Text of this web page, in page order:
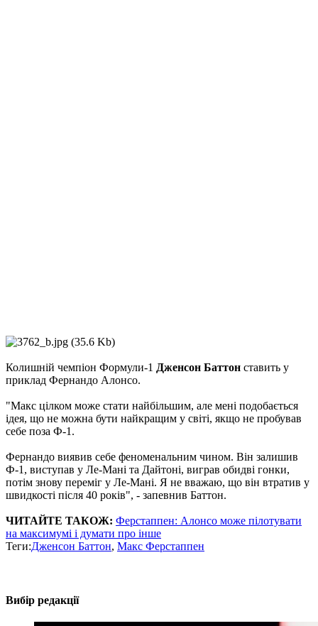
Колишній чемпіон Формули-1 Дженсон Баттон ставить у
приклад Фернандо Алонсо.
"Макс цілком може стати найбільшим, але мені подобається
ідея, що не можна бути найкращим у світі, якщо не пробував
себе поза Ф-1.
Фернандо виявив себе феноменальним чином. Він залишив
Ф-1, виступав у Ле-Мані та Дайтоні, виграв обидві гонки,
потім знову переміг у Ле-Мані. Я не вважаю, що він втратив у
швидкості після 40 років", - запевнив Баттон.
ЧИТАЙТЕ ТАКОЖ: Ферстаппен: Алонсо може пілотувати
на максимумі і думати про інше
Теги:Дженсон Баттон, Макс Ферстаппен
Вибір редакції